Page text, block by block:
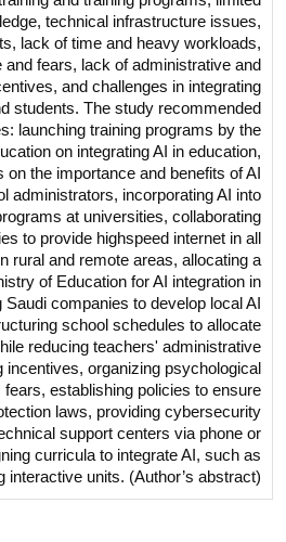
technical infrastructure issues,
lack of time and heavy workloads,
fears, lack of administrative and
and challenges in integrating
students. The study recommended
launching training programs by the
on integrating AI in education,
the importance and benefits of AI
administrators, incorporating AI into
at universities, collaborating
to provide highspeed internet in all
rural and remote areas, allocating a
of Education for AI integration in
companies to develop local AI
school schedules to allocate
reducing teachers' administrative
incentives, organizing psychological
establishing policies to ensure
laws, providing cybersecurity
support centers via phone or
curricula to integrate AI, such as
interactive units. (Author’s abstract)